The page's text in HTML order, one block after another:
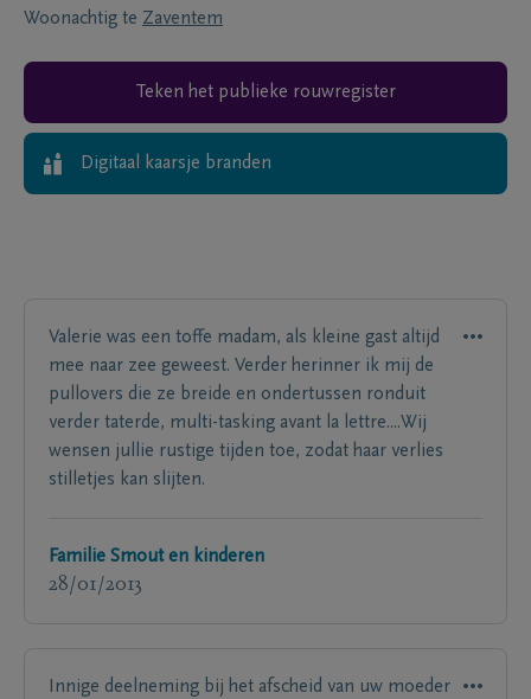
Woonachtig te Zaventem
Teken het publieke rouwregister
Digitaal kaarsje branden
Valerie was een toffe madam, als kleine gast altijd
mee naar zee geweest. Verder herinner ik mij de
pullovers die ze breide en ondertussen ronduit
verder taterde, multi-tasking avant la lettre....Wij
wensen jullie rustige tijden toe, zodat haar verlies
stilletjes kan slijten.
Familie Smout en kinderen
28/01/2013
Innige deelneming bij het afscheid van uw moeder